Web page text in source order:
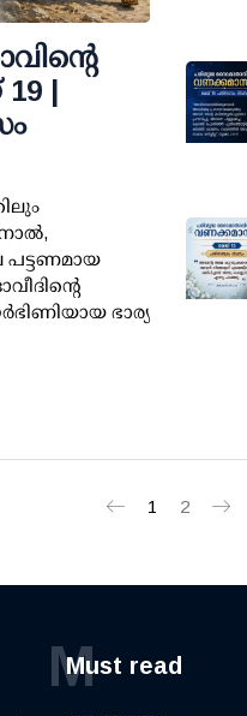
|
പട്ടണമായ
ഭാര്യ
1 2
Must read
M